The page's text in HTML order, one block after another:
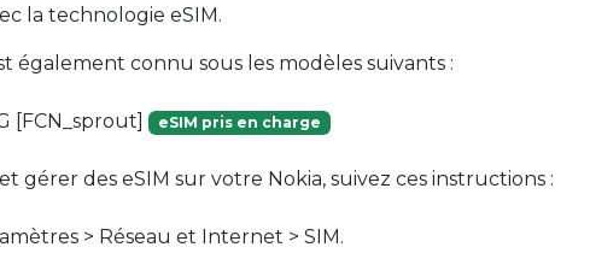
la technologie eSIM.
également connu sous les modèles suivants :
[FCN_sprout] eSIM pris en charge
gérer des eSIM sur votre Nokia, suivez ces instructions :
> Réseau et Internet > SIM.